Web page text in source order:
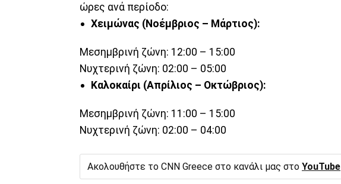
ώρες ανά περίοδο:
Χειμώνας (Νοέμβριος – Μάρτιος):
Μεσημβρινή ζώνη: 12:00 – 15:00
Νυχτερινή ζώνη: 02:00 – 05:00
Καλοκαίρι (Απρίλιος – Οκτώβριος):
Μεσημβρινή ζώνη: 11:00 – 15:00
Νυχτερινή ζώνη: 02:00 – 04:00
Ακολουθήστε το CNN Greece στο κανάλι μας στο YouTube